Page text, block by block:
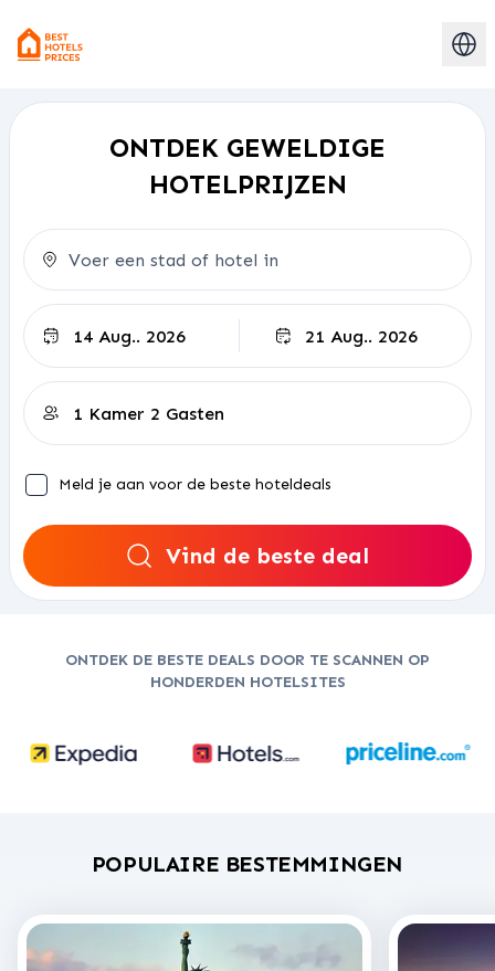
ONTDEK GEWELDIGE
HOTELPRIJZEN
Meld je aan voor de beste hoteldeals
Vind de beste deal
ONTDEK DE BESTE DEALS DOOR TE SCANNEN OP
HONDERDEN HOTELSITES
POPULAIRE BESTEMMINGEN